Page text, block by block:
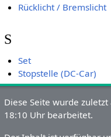
Rücklicht / Bremslicht
S
Set
Stopstelle (DC-Car)
Diese Seite wurde
18:10 Uhr bearbeitet.